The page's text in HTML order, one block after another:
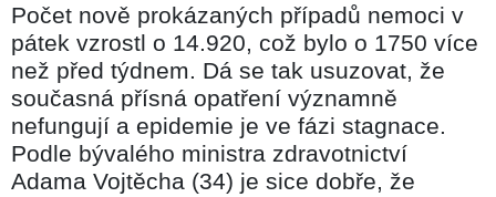
Počet nově prokázaných případů nemoci v
pátek vzrostl o 14.920, což bylo o 1750 více
než před týdnem. Dá se tak usuzovat, že
současná přísná opatření významně
nefungují a epidemie je ve fázi stagnace.
Podle bývalého ministra zdravotnictví
Adama Vojtěcha (34) je sice dobře, že